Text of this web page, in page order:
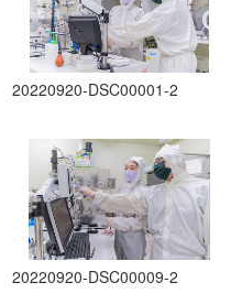
20220920-DSC00001-2
20220920-DSC00009-2